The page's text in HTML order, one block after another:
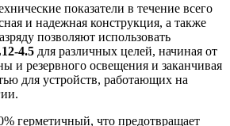
показатели в течение всего
и надежная конструкция, а также
позволяют использовать
12-4.5 для различных целей, начиная от
и резервного освещения и заканчивая
для устройств, работающих на
герметичный, что предотвращает